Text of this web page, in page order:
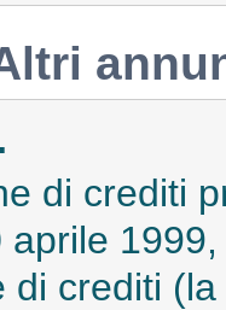
di crediti
di crediti